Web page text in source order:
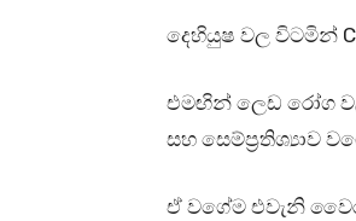
දෙහියුෂ වල විටමින්
එමඟින් ලෙඩ රෝග
සහ සෙම්ප්‍රතිශ්‍යාව
ඒ වගේම එවැනි